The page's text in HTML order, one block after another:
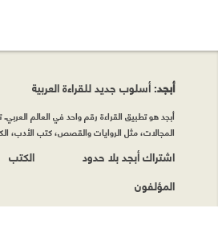
أبجد: أسلوب جديد للقراءة العربية
أبجد هو تطبيق القراءة رقم واحد في العالم
المجالات، مثل الروايات والقصص، كتب الأدب،
اشتراك أبجد بلا حدود
المؤلفون
الكتب